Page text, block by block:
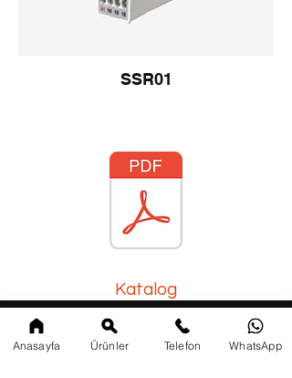
SSR01
Katalog
+90 532 471 3216
+90 505 330 2877
Anasayfa Ürünler Telefon WhatsApp